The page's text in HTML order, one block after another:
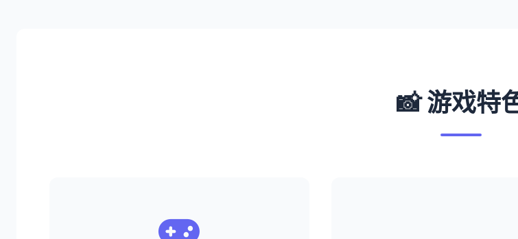
📸 游戏特